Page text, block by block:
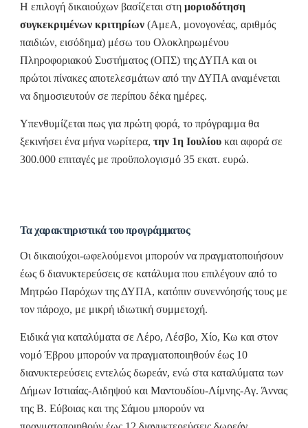
Η επιλογή δικαιούχων βασίζεται στημοριοδότηση
συγκεκριμένων κριτηρίων(ΑμεΑ, μονογονέας, αριθμός
παιδιών, εισόδημα) μέσω του Ολοκληρωμένου
Πληροφοριακού Συστήματος (ΟΠΣ) της ΔΥΠΑ και οι
πρώτοι πίνακες αποτελεσμάτων από την ΔΥΠΑ αναμένεται
να δημοσιευτούν σε περίπου δέκα ημέρες.
Υπενθυμίζεται πως για πρώτη φορά, το πρόγραμμα θα
ξεκινήσει ένα μήνα νωρίτερα, την 1η Ιουλίουκαι αφορά σε
300.000 επιταγές με προϋπολογισμό 35 εκατ. ευρώ.
Τα χαρακτηριστικά του προγράμματος
Οι δικαιούχοι-ωφελούμενοι μπορούν να πραγματοποιήσουν
έως 6 διανυκτερεύσεις σε κατάλυμα που επιλέγουν από το
Μητρώο Παρόχων της ΔΥΠΑ, κατόπιν συνεννόησής τους με
τον πάροχο, με μικρή ιδιωτική συμμετοχή.
Ειδικά για καταλύματα σε Λέρο, Λέσβο, Χίο, Κω και στον
νομό Έβρου μπορούν να πραγματοποιηθούν έως 10
διανυκτερεύσεις εντελώς δωρεάν, ενώ στα καταλύματα των
Δήμων Ιστιαίας-Αιδηψού και Μαντουδίου-Λίμνης-Αγ. Άννας
της Β. Εύβοιας και της Σάμου μπορούν να